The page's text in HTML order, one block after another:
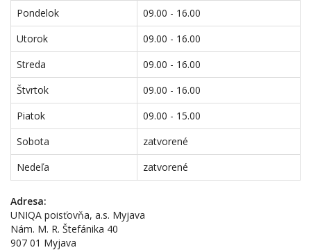
Pondelok
09.00 - 16.00
Utorok
09.00 - 16.00
Streda
09.00 - 16.00
Štvrtok
09.00 - 16.00
Piatok
09.00 - 15.00
Sobota
zatvorené
Nedeľa
zatvorené
Adresa:
UNIQA poisťovňa, a.s. Myjava
Nám. M. R. Štefánika 40
907 01 Myjava